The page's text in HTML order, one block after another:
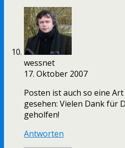
wessnet
17. Oktober 2007
Posten ist auch so eine
gesehen: Vielen Dank für
geholfen!
Antworten